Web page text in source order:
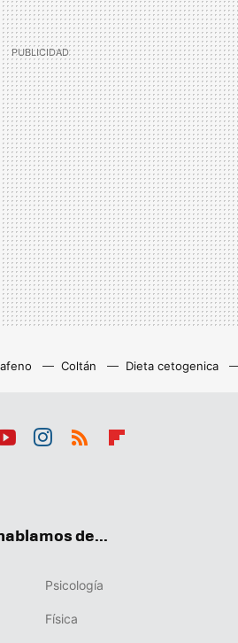
Coltán Dieta cetogenica
de...
Psicología
Física